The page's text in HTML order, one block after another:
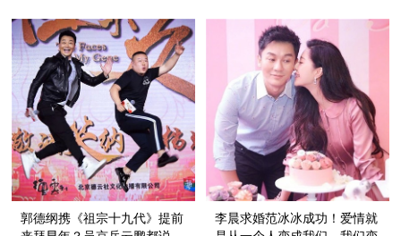
郭德纲携《祖宗十九代》提前
李晨求婚范冰冰成功！爱情就